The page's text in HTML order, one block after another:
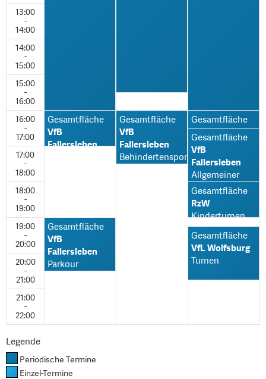
13:00
-
14:00
14:00
-
15:00
15:00
-
16:00
16:00
-
17:00
17:00
-
18:00
18:00
-
19:00
19:00
-
20:00
20:00
-
21:00
21:00
-
22:00
Gesamtfläche
VfB
Fallersleben
Gesamtfläche
VfB
Fallersleben
Parkour
Gesamtfläche
VfB
Fallersleben
Behindertensport
Gesamtfläche
VfB
Fallersleben
Parkour
Gesamtfläche
VfB
Fallersleben
Allgemeiner
Sport
Gesamtfläche
RzW
Kinderturnen
Gesamtfläche
VfL Wolfsburg
Turnen
Legende
Periodische Termine
Einzel-Termine